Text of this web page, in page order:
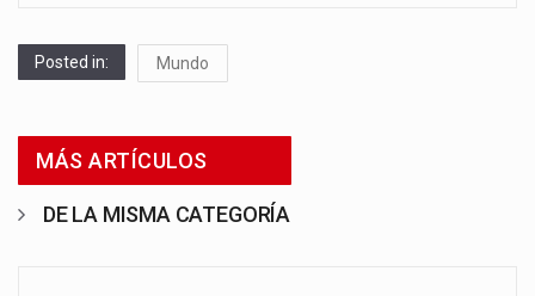
Posted in: Mundo
MÁS ARTÍCULOS
DE LA MISMA CATEGORÍA